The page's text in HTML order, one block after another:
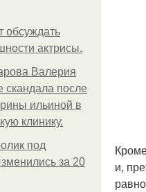
обсуждать
актрисы.
Валерия
скандала после
ильиной в
клинику.
под
за 20
и,